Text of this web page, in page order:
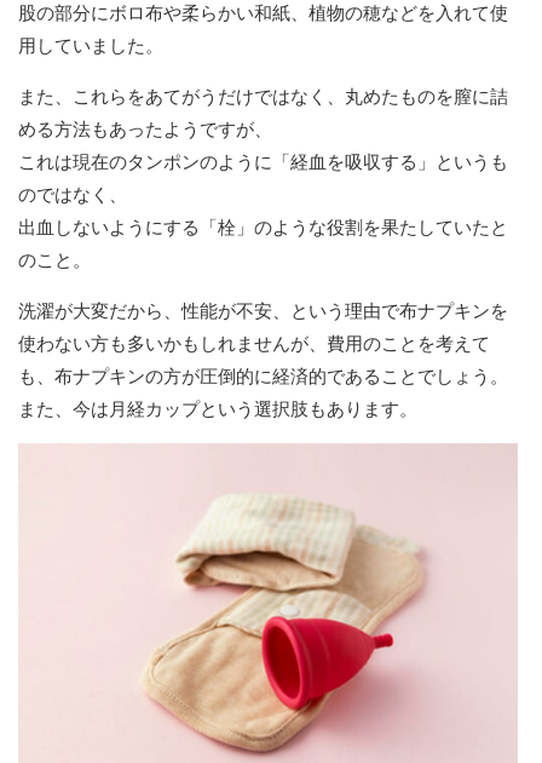
股の部分にボロ布や柔らかい和紙、植物の穂などを入れて使
用していました。
また、これらをあてがうだけではなく、丸めたものを膣に詰
める方法もあったようですが、
これは現在のタンポンのように「経血を吸収する」というも
のではなく、
出血しないようにする「栓」のような役割を果たしていたと
のこと。
洗濯が大変だから、性能が不安、という理由で布ナプキンを
使わない方も多いかもしれませんが、費用のことを考えて
も、布ナプキンの方が圧倒的に経済的であることでしょう。
また、今は月経カップという選択肢もあります。